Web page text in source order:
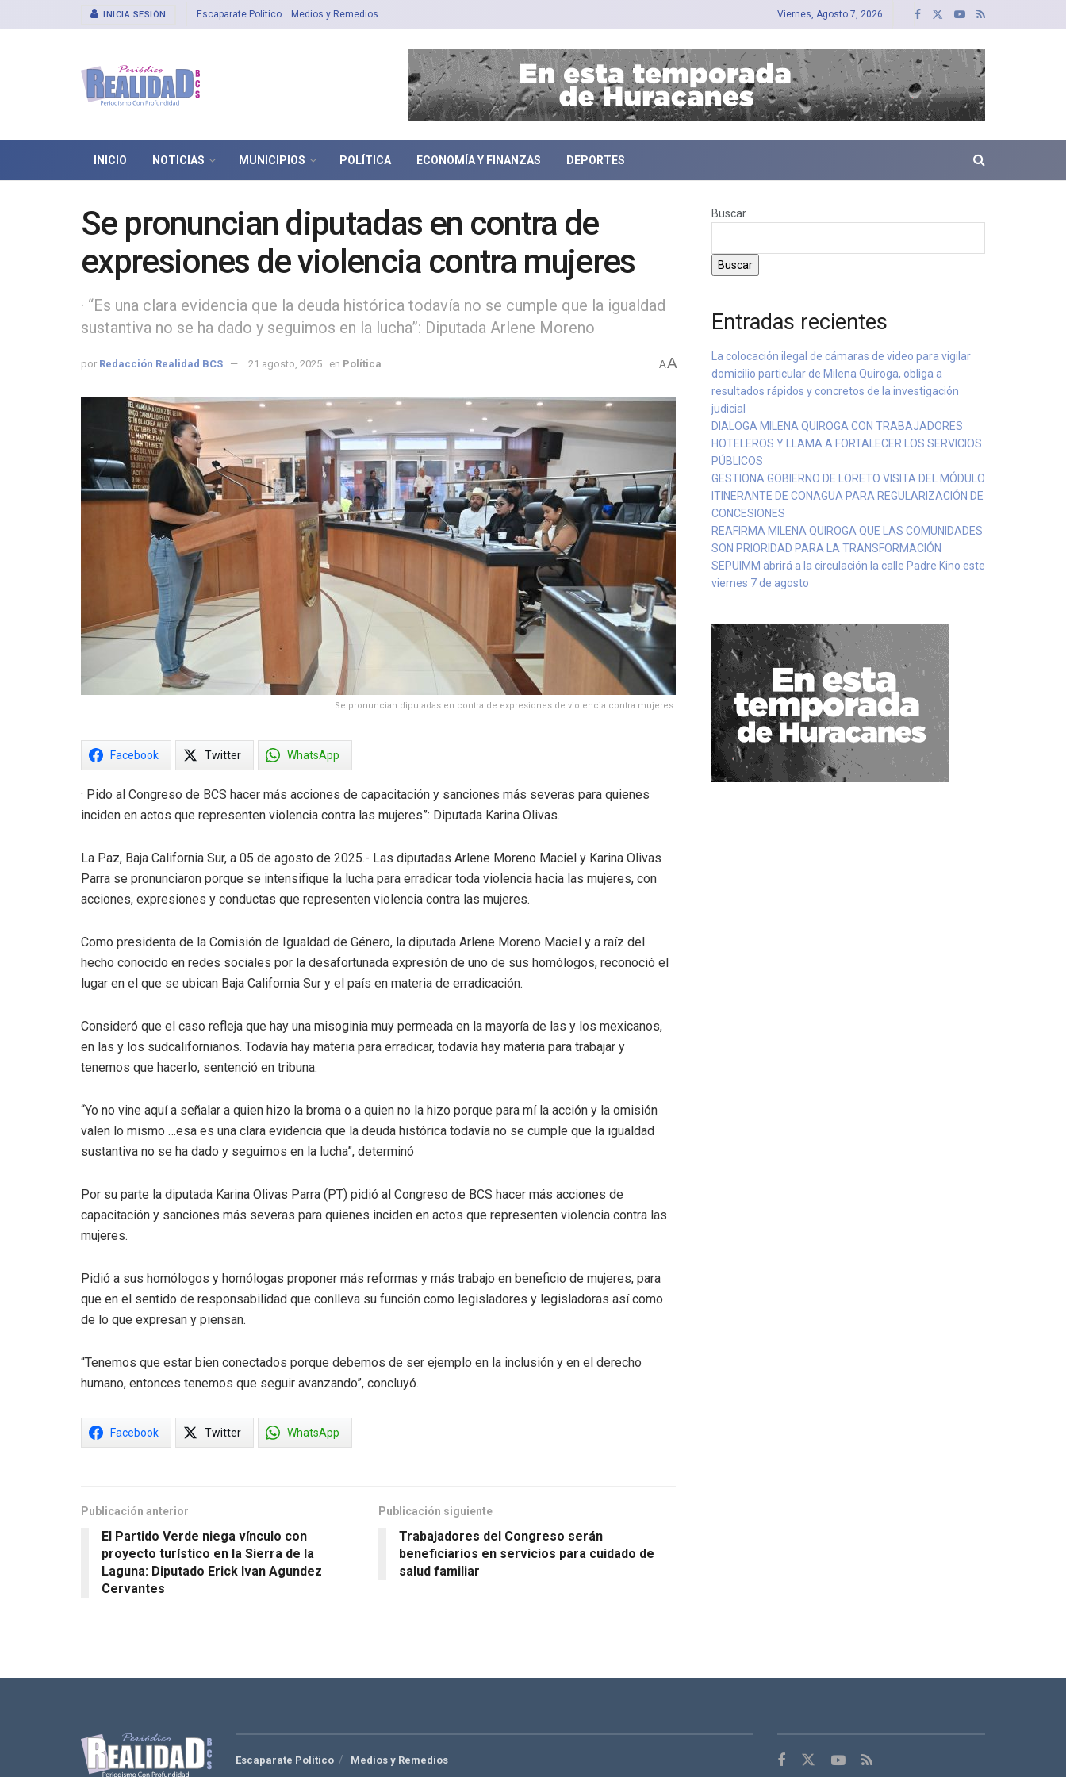
INICIA SESIÓN Escaparate Político Medios y Remedios Viernes, Agosto 7, 2026
INICIO NOTICIAS MUNICIPIOS POLÍTICA ECONOMÍA Y FINANZAS DEPORTES
Se pronuncian diputadas en contra de
expresiones de violencia contra mujeres
· “Es una clara evidencia que la deuda histórica todavía no se cumple que la igualdad
sustantiva no se ha dado y seguimos en la lucha”: Diputada Arlene Moreno
por Redacción Realidad BCS 21 agosto, 2025 en Política AA
Se pronuncian diputadas en contra de expresiones de violencia contra mujeres.
Facebook Twitter WhatsApp
· Pido al Congreso de BCS hacer más acciones de capacitación y sanciones más severas para quienes
inciden en actos que representen violencia contra las mujeres”: Diputada Karina Olivas.
La Paz, Baja California Sur, a 05 de agosto de 2025.- Las diputadas Arlene Moreno Maciel y Karina Olivas
Parra se pronunciaron porque se intensifique la lucha para erradicar toda violencia hacia las mujeres, con
acciones, expresiones y conductas que representen violencia contra las mujeres.
Como presidenta de la Comisión de Igualdad de Género, la diputada Arlene Moreno Maciel y a raíz del
hecho conocido en redes sociales por la desafortunada expresión de uno de sus homólogos, reconoció el
lugar en el que se ubican Baja California Sur y el país en materia de erradicación.
Consideró que el caso refleja que hay una misoginia muy permeada en la mayoría de las y los mexicanos,
en las y los sudcalifornianos. Todavía hay materia para erradicar, todavía hay materia para trabajar y
tenemos que hacerlo, sentenció en tribuna.
“Yo no vine aquí a señalar a quien hizo la broma o a quien no la hizo porque para mí la acción y la omisión
valen lo mismo …esa es una clara evidencia que la deuda histórica todavía no se cumple que la igualdad
sustantiva no se ha dado y seguimos en la lucha”, determinó
Por su parte la diputada Karina Olivas Parra (PT) pidió al Congreso de BCS hacer más acciones de
capacitación y sanciones más severas para quienes inciden en actos que representen violencia contra las
mujeres.
Pidió a sus homólogos y homólogas proponer más reformas y más trabajo en beneficio de mujeres, para
que en el sentido de responsabilidad que conlleva su función como legisladores y legisladoras así como
de lo que expresan y piensan.
“Tenemos que estar bien conectados porque debemos de ser ejemplo en la inclusión y en el derecho
humano, entonces tenemos que seguir avanzando”, concluyó.
Facebook Twitter WhatsApp
Publicación anterior
El Partido Verde niega vínculo con
proyecto turístico en la Sierra de la
Laguna: Diputado Erick Ivan Agundez
Cervantes
Publicación siguiente
Trabajadores del Congreso serán
beneficiarios en servicios para cuidado de
salud familiar
Buscar
Buscar
Entradas recientes
La colocación ilegal de cámaras de video para vigilar
domicilio particular de Milena Quiroga, obliga a
resultados rápidos y concretos de la investigación
judicial
DIALOGA MILENA QUIROGA CON TRABAJADORES
HOTELEROS Y LLAMA A FORTALECER LOS SERVICIOS
PÚBLICOS
GESTIONA GOBIERNO DE LORETO VISITA DEL MÓDULO
ITINERANTE DE CONAGUA PARA REGULARIZACIÓN DE
CONCESIONES
REAFIRMA MILENA QUIROGA QUE LAS COMUNIDADES
SON PRIORIDAD PARA LA TRANSFORMACIÓN
SEPUIMM abrirá a la circulación la calle Padre Kino este
viernes 7 de agosto
Escaparate Político Medios y Remedios